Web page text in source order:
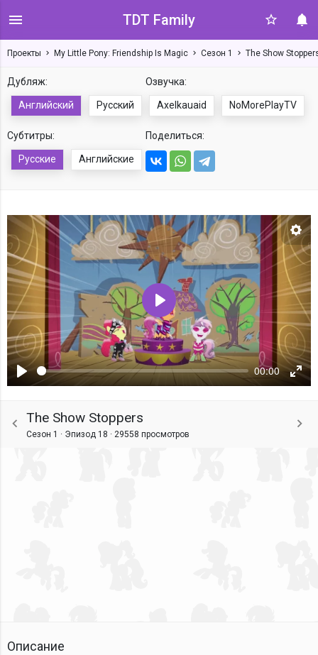
TDT Family
Знаешь, будет не плохо
купить подписку, всего от 84 ₽
отключить рекламу!
Проекты My Little Pony: Friendship Is Magic Сезон 1 The Show
Дубляж:
Английский Русский
Озвучка:
Axelkauaid NoMorePlayTV
Субтитры:
Русские Английские
Поделиться:
Воспроизвести
00:00
Воспроизвести
The Show Stoppers
Сезон 1 · Эпизод 18 · 29558 просмотров
Описание